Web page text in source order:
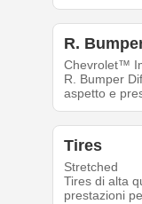
R.
Chevrolet™
R. Bumper
aspetto e
Tires
Stretched
Tires di alta
prestazioni